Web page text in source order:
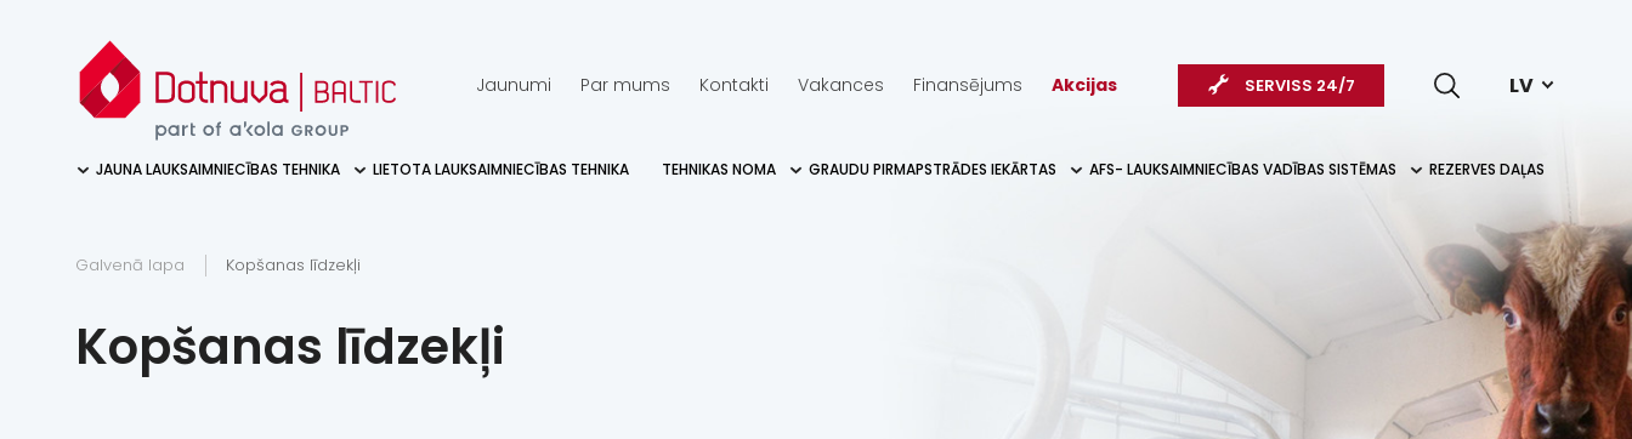
LV
Jaunumi Par mums Kontakti Vakances Finansējums Akcijas SERVISS 24/7
JAUNA LAUKSAIMNIECĪBAS TEHNIKA LIETOTA LAUKSAIMNIECĪBAS TEHNIKA TEHNIKAS NOMA GRAUDU PIRMAPSTRĀDES IEKĀRTAS AFS- LAUKSAIMNIECĪBAS VADĪBAS SISTĒMAS REZERVES DAĻAS
Galvenā lapa Kopšanas līdzekļi
Kopšanas līdzekļi